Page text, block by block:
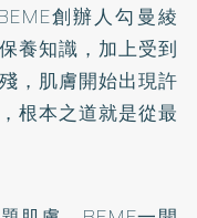
創辦人勾曼綾
養知識，加上受到
，肌膚開始出現許
根本之道就是從最